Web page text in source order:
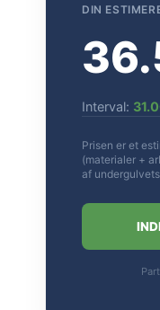
DIN
Interval:
Prisen er et
(materialer +
af